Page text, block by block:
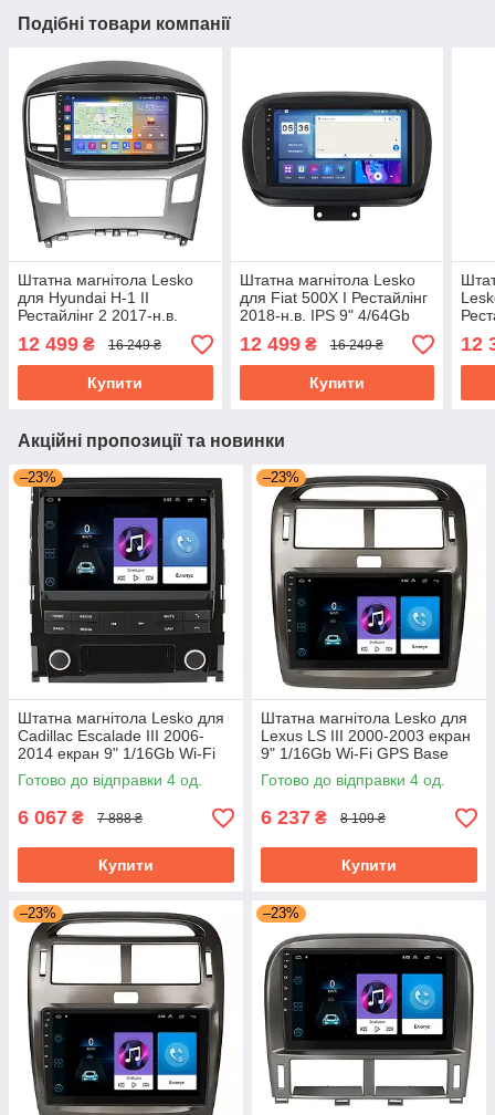
Подібні товари компанії
Штатна магнітола Lesko
для Hyundai H-1 II
Рестайлінг 2 2017-н.в.
екран 9" 4/64Gb CarPlay
4G Wi-Fi GPS Prime
12 499 ₴ 16 249 ₴
Купити
Штатна магнітола Lesko
для Fiat 500X I Рестайлінг
2018-н.в. IPS 9" 4/64Gb
Prime
12 499₴ 16 249 ₴
Купити
12
Акційні пропозиції та новинки
–23%
Штатна магнітола Lesko для
Cadillac Escalade III 2006-
2014 екран 9" 1/16Gb Wi-Fi
GPS Base Каміллак Ескалейд
Готово до відправки 4 од.
6 067 ₴ 7 888 ₴
Купити
–23%
Штатна магнітола Lesko для
Lexus LS III 2000-2003 екран
9" 1/16Gb Wi-Fi GPS Base
Готово до відправки 4 од.
6 237 ₴ 8 109 ₴
Купити
–23% –23%